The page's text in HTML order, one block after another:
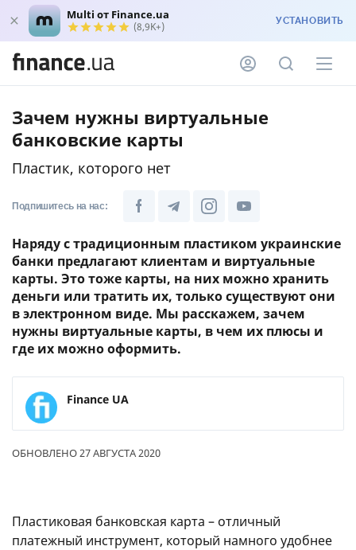
Multi от Finance.ua
(8,9K+) УСТАНОВИТЬ
Зачем нужны виртуальные
банковские карты
Пластик, которого нет
Подпишитесь на нас:
Наряду с традиционным пластиком украинские
банки предлагают клиентам и виртуальные
карты. Это тоже карты, на них можно хранить
деньги или тратить их, только существуют они
в электронном виде. Мы расскажем, зачем
нужны виртуальные карты, в чем их плюсы и
где их можно оформить.
Finance UA
ОБНОВЛЕНО 27 АВГУСТА 2020
Пластиковая банковская карта – отличный
платежный инструмент, который намного удобнее